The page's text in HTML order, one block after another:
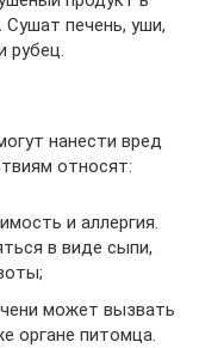
печень, уши,
рубец.
нанести вред
относят:
и аллергия.
в виде сыпи,
может вызвать
органе питомца.